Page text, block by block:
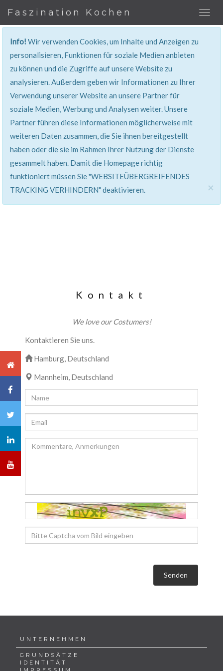
Faszination Kochen
Info!Wir verwenden Cookies, um Inhalte und Anzeigen zu
personalisieren, Funktionen für soziale Medien anbieten
zu können und die Zugriffe auf unsere Website zu
analysieren. Außerdem geben wir Informationen zu Ihrer
Verwendung unserer Website an unsere Partner für
soziale Medien, Werbung und Analysen weiter. Unsere
Partner führen diese Informationen möglicherweise mit
weiteren Daten zusammen, die Sie ihnen bereitgestellt
haben oder die sie im Rahmen Ihrer Nutzung der Dienste
gesammelt haben. Damit die Homepage richtig
funktioniert müssen Sie "WEBSITEÜBERGREIFENDES
TRACKING VERHINDERN" deaktivieren.
×
401, Nicht Erlaubt
Sie haben keinen Zugang zu diesem Bereich. Sie
werden automatisch weitergeleitet.
Kontakt
We love our Costumers!
Kontaktieren Sie uns.
Hamburg, Deutschland
Mannheim, Deutschland
Senden
UNTERNEHMEN
GRUNDSÄTZE
IDENTITÄT